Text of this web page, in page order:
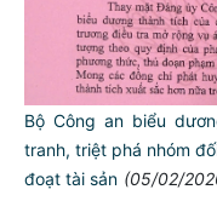
Bộ Công an biểu
tranh, triệt phá nhóm
đoạt tài sản (05/02/